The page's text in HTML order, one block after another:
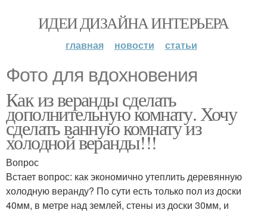
ИДЕИ ДИЗАЙНА ИНТЕРЬЕРА
главная новости статьи
Фото для вдохновения
Как из веранды сделать
дополнительную комнату. Хочу
сделать ванную комнату из
холодной веранды!!!
Вопрос
Встает вопрос: как экономично утеплить деревянную
холодную веранду? По сути есть только пол из доски
40мм, в метре над землей, стены из доски 30мм, и